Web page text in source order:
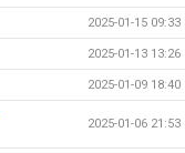
2025-01-15 09:33
2025-01-13 13:26
2025-01-09 18:40
2025-01-06 21:53